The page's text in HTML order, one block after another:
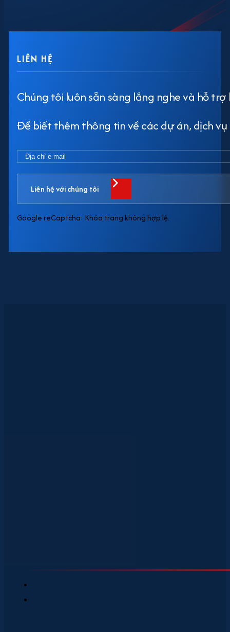
LIÊN HỆ
Chúng tôi luôn sẵn sàng lắng nghe và hỗ trợ
Để biết thêm thông tin về các dự án, dịch vụ
Liên hệ với chúng tôi
Google reCaptcha: Khóa trang không hợp lệ.